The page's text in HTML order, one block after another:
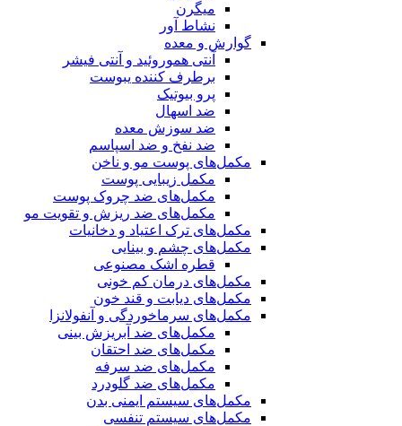
میگرن
نشاط آور
گوارش و معده
آنتی هموروئید و آنتی فیشر
برطرف کننده یبوست
پرو بیوتیک
ضد اسهال
ضد سوزش معده
ضد نفخ و ضد اسپاسم
مکمل‌های پوست مو و ناخن
مکمل زیبایی پوست
مکمل‌های ضد چروک پوست
مکمل‌های ضد ریزش و تقویت مو
مکمل‌های ترک اعتیاد و دخانیات
مکمل‌های چشم و بینایی
قطره اشک مصنوعی
مکمل‌های درمان کم خونی
مکمل‌های دیابت و قند خون
مکمل‌های سرماخوردگی و آنفولانزا
مکمل‌های ضد آبریزش بینی
مکمل‌های ضد احتقان
مکمل‌های ضد سرفه
مکمل‌های ضد گلودرد
مکمل‌های سیستم ایمنی بدن
مکمل‌های سیستم تنفسی